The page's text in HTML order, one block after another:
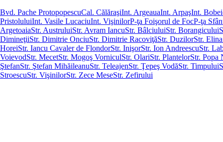
Bvd. Pache ProtopopescuCal. CălăraşiInt. ArgeauaInt. ArpaşInt.
PristoluluiInt. Vasile LucaciuInt. VişinilorP-ţa Foişorul de FocP-ţa
ArgetoaiaStr. AustruluiStr. Avram IancuStr. BâlciuluiStr. Borangicului
DimineţiiStr. Dimitrie OnciuStr. Dimitrie RacoviţăStr. DuzilorStr.
HoreiStr. Iancu Cavaler de FlondorStr. InişorStr. Ion AndreescuStr.
VoievodStr. MecetStr. Mogoş VorniculStr. OlariStr. PlantelorStr. Popa
ŞtefanStr. Ştefan MihăileanuStr. TeleajenStr. Ţepeş VodăStr. Timpului
StroescuStr. VişinilorStr. Zece MeseStr. Zefirului